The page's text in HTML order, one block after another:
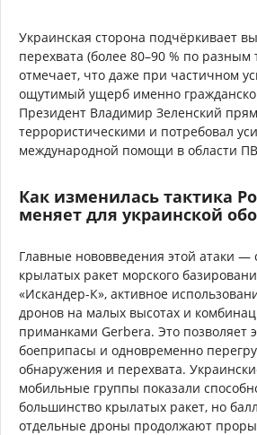
Украинская сторона подчёркивает
перехвата (более 80–90 % по
отмечает, что даже при частичном
ощутимый ущерб именно
Президент Владимир Зеленский
террористическими и потребовал
международной помощи в области
Как изменилась тактика
меняет для украинской
Главные нововведения этой атаки —
крылатых ракет морского
«Искандер-К», активное
дронов на малых высотах и
приманками Gerbera. Это позволяет
боеприпасы и одновременно
обнаружения и перехвата.
мобильные группы показали
большинство крылатых ракет, но
отдельные дроны продолжают